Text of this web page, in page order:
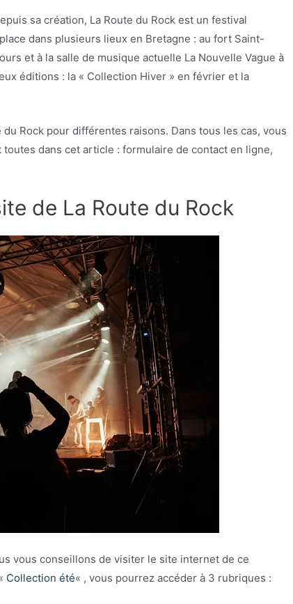
sa création, La Route du Rock est un festival
dans plusieurs lieux en Bretagne : au fort Saint-
et à la salle de musique actuelle La Nouvelle Vague à
éditions : la « Collection Hiver » en février et la
Rock pour différentes raisons. Dans tous les cas, vous
dans cet article : formulaire de contact en ligne,
de La Route du Rock
vous conseillons de visiter le site internet de ce
Collection été« , vous pourrez accéder à 3 rubriques :